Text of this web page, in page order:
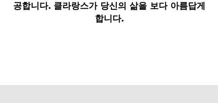
공합니다. 클라랑스가 당신의 삶을 보다 아름답게
합니다.